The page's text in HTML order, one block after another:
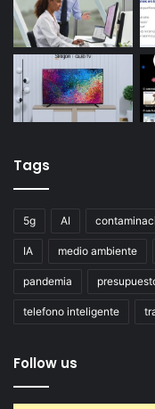
Tags
5g AI
IA medio ambiente
pandemia
telefono inteligente
Follow us